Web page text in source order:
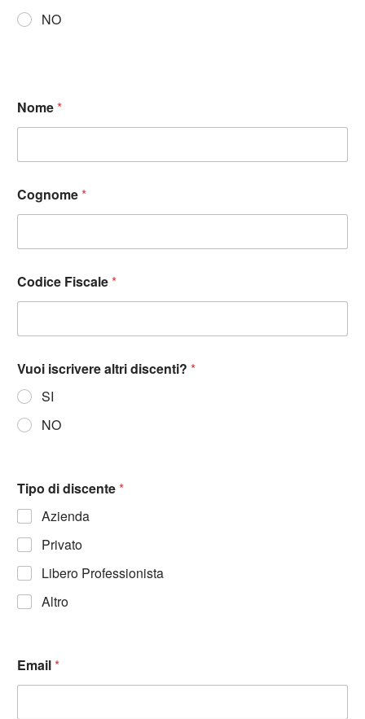
NO
Nome*
Cognome*
Codice Fiscale*
Vuoi iscrivere altri discenti? *
SI
NO
Tipo di discente*
Azienda
Privato
Libero Professionista
Altro
Email*